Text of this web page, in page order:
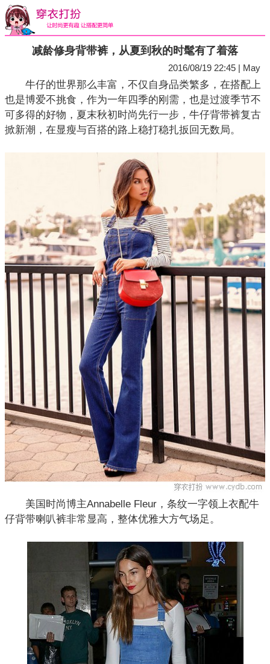
减龄修身背带裤，从夏到秋的时髦有了着落
2016/08/19 22:45 | May
牛仔的世界那么丰富，不仅自身品类繁多，在搭配上
也是博爱不挑食，作为一年四季的刚需，也是过渡季节不
可多得的好物，夏末秋初时尚先行一步，牛仔背带裤复古
掀新潮，在显瘦与百搭的路上稳打稳扎扳回无数局。
美国时尚博主Annabelle Fleur，条纹一字领上衣配牛
仔背带喇叭裤非常显高，整体优雅大方气场足。